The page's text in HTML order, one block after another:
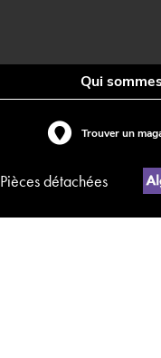
Qui
Trouver un
Pièces détachées